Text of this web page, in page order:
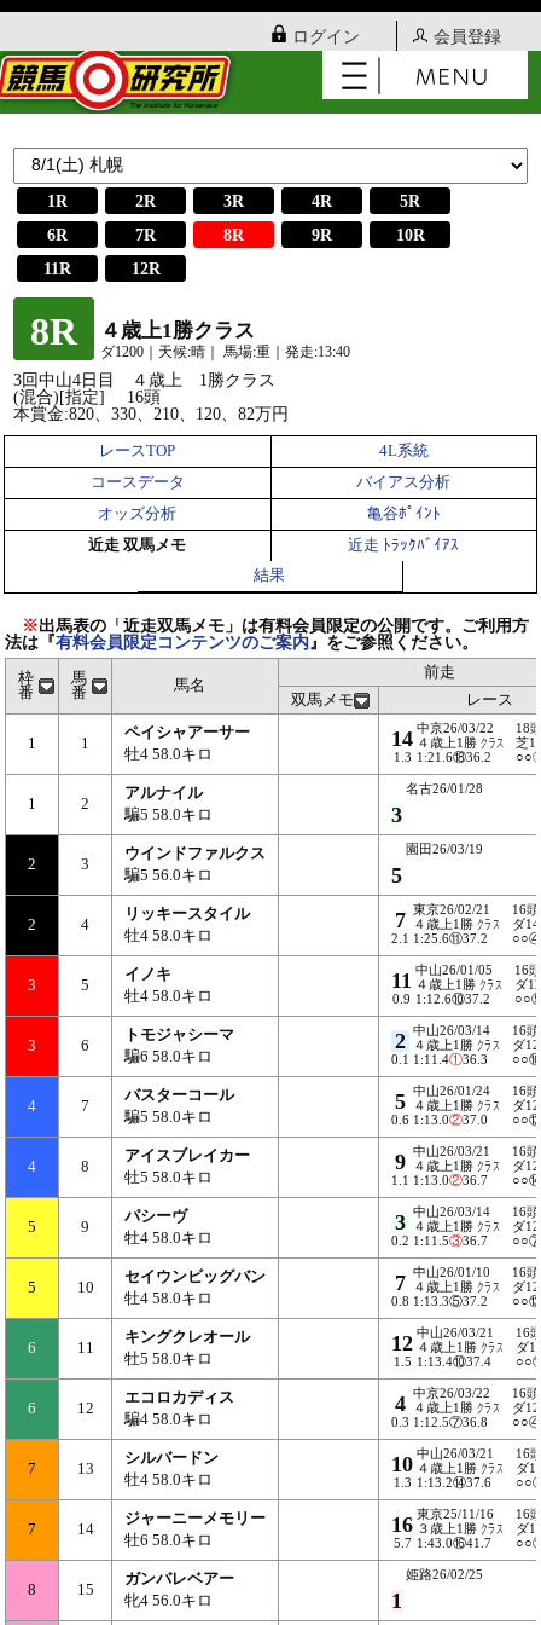
ログイン 会員登録
1R 2R 3R 4R
5R
6R
7R 8R 9R
10R
11R
12R
8R ４歳上1勝クラス
ダ1200｜天候:晴｜ 馬場:重｜発走:13:40
3回中山4日目 ４歳上 1勝クラス
(混合)[指定] 16頭
本賞金:820、330、210、120、82万円
レースTOP
4L系統
コースデータ
バイアス分析
オッズ分析
亀谷ﾎﾟｲﾝﾄ
近走 双馬メモ
近走 ﾄﾗｯｸﾊﾞｲｱｽ
結果
※出馬表の「近走双馬メモ」は有料会員限定の公開です。ご利用方
法は『有料会員限定コンテンツのご案内 』をご参照ください。
枠
番
馬
番
馬名
前走
双馬メモ
レース
1 1
ペイシャアーサー
牡4 58.0キロ
14
1.3
中京26/03/22
４歳上1勝 クラス
1:21.6⑱36.2
18
芝
○○
1 2
アルナイル
騙5 58.0キロ
3
名古26/01/28
2 3
ウインドファルクス
騙5 56.0キロ
5
園田26/03/19
2 4
リッキースタイル
牡4 58.0キロ
7
2.1
東京26/02/21
４歳上1勝 クラス
1:25.6⑪37.2
16
ダ
3 5
イノキ
牡4 58.0キロ
11
0.9
中山26/01/05
４歳上1勝 クラス
1:12.6⑩37.2
16
ダ
3 6
トモジャシーマ
騙6 58.0キロ
2
0.1
中山26/03/14
４歳上1勝 クラス
1:11.4①36.3
16
ダ
4 7
バスターコール
騙5 58.0キロ
5
0.6
中山26/01/24
４歳上1勝 クラス
1:13.0②37.0
16
ダ
4 8
アイスブレイカー
牡5 58.0キロ
9
1.1
中山26/03/21
４歳上1勝 クラス
1:13.0②36.7
16
ダ
5 9
パシーヴ
牡4 58.0キロ
3
0.2
中山26/03/14
４歳上1勝 クラス
1:11.5③36.7
16
ダ
5 10
セイウンビッグバン
牡4 58.0キロ
7
0.8
中山26/01/10
４歳上1勝 クラス
1:13.3⑤37.2
16
ダ
6 11
キングクレオール
牡5 58.0キロ
12
1.5
中山26/03/21
４歳上1勝 クラス
1:13.4⑩37.4
16
ダ
6 12
エコロカディス
騙4 58.0キロ
4
0.3
中京26/03/22
４歳上1勝 クラス
1:12.5⑦36.8
16
ダ
7 13
シルバードン
牡4 58.0キロ
10
1.3
中山26/03/21
４歳上1勝 クラス
1:13.2⑭37.6
16
ダ
7 14
ジャーニーメモリー
牡6 58.0キロ
16
5.7
東京25/11/16
３歳上1勝 クラス
1:43.0⑯41.7
16
ダ
8 15
ガンバレベアー
牝4 56.0キロ
1
姫路26/02/25